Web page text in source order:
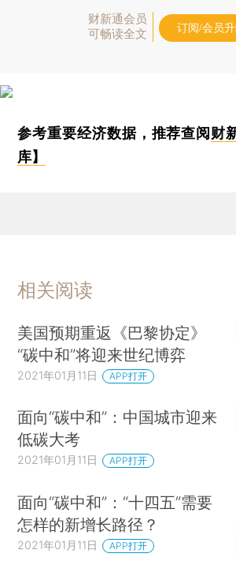
财新通会员
可畅读全文
订阅/会员
参考重要经济数据，推荐查阅 财
库】
相关阅读
美国预期重返《巴黎协定》
“碳中和”将迎来世纪博弈
2021年01月11日 APP打开
面向“碳中和”：中国城市迎来
低碳大考
2021年01月11日 APP打开
面向“碳中和”：“十四五”需要
怎样的新增长路径？
2021年01月11日 APP打开